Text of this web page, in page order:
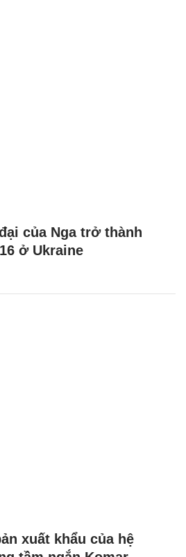
của Nga trở thành
ở Ukraine
xuất khẩu của hệ